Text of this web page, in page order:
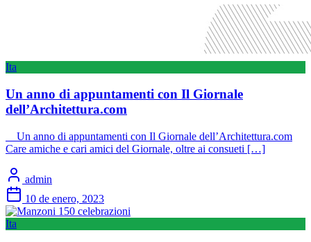
Ita
Un anno di appuntamenti con Il Giornale
dell’Architettura.com
Un anno di appuntamenti con Il Giornale dell’Architettura.com
Care amiche e cari amici del Giornale, oltre ai consueti […]
admin
10 de enero, 2023
Ita